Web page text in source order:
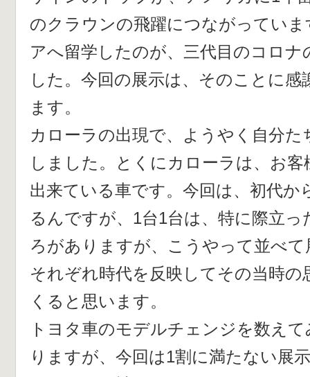
のクラウンの飛躍につながってい
アへ留学したのが、三代目のコロ
した。今回の展示は、そのことに
ます。
カローラの出現で、ようやく自分た
しました。とくにカローラは、お
出来ている車です。今回は、初代か
るんですが、1台1台は、特に際立
ろがありますが、こうやって並べ
それぞれ時代を反映してその当時の
くると思います。
トヨタ車のモデルチェンジを数え
りますが、今回は1割に満たない展